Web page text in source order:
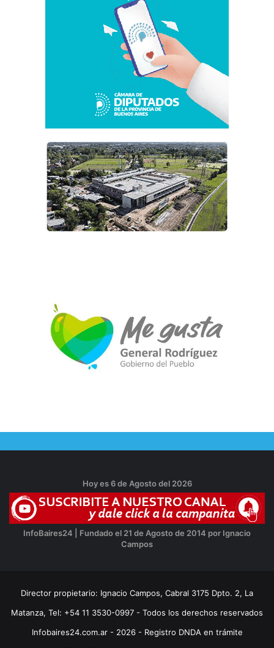
Hoy es 6 de Agosto del 2026
InfoBaires24 | Fundado el 21 de Agosto de 2014 por Ignacio
Campos
Director propietario: Ignacio Campos, Cabral 3175 Dpto. 2, La
Matanza, Tel: +54 11 3530-0997 - Todos los derechos reservados
Infobaires24.com.ar - 2026 - Registro DNDA en trámite